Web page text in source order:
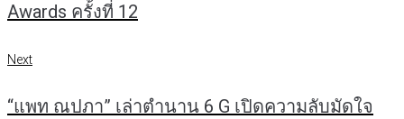
Awards ครั้งที่ 12
Next
Next
“แพท ณปภา” เล่าตำนาน 6 G เปิดความลับมัดใจ